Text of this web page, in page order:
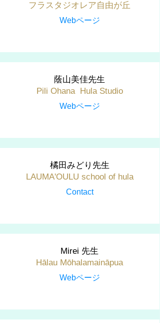
フラスタジオレア自由が丘
Webページ
蔭山美佳先生
Pili Ohana Hula Studio
Webページ
橘田みどり先生
LAUMA'OULU school of hula
​Contact
Mirei 先生
Hālau Mōhalamaināpua
Webページ